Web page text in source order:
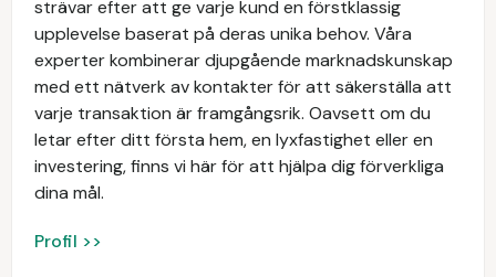
strävar efter att ge varje kund en förstklassig
upplevelse baserat på deras unika behov. Våra
experter kombinerar djupgående marknadskunskap
med ett nätverk av kontakter för att säkerställa att
varje transaktion är framgångsrik. Oavsett om du
letar efter ditt första hem, en lyxfastighet eller en
investering, finns vi här för att hjälpa dig förverkliga
dina mål.
Profil >>